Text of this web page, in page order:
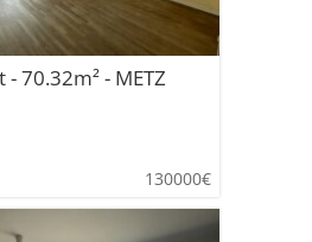
70.32m² - METZ
130000€